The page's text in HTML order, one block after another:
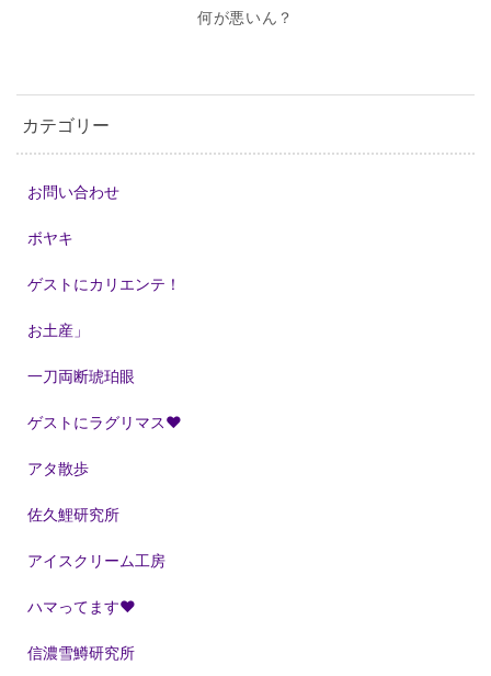
何が悪いん？
カテゴリー
お問い合わせ
ボヤキ
ゲストにカリエンテ！
お土産」
一刀両断琥珀眼
ゲストにラグリマス❤
アタ散歩
佐久鯉研究所
アイスクリーム工房
ハマってます❤
信濃雪鱒研究所